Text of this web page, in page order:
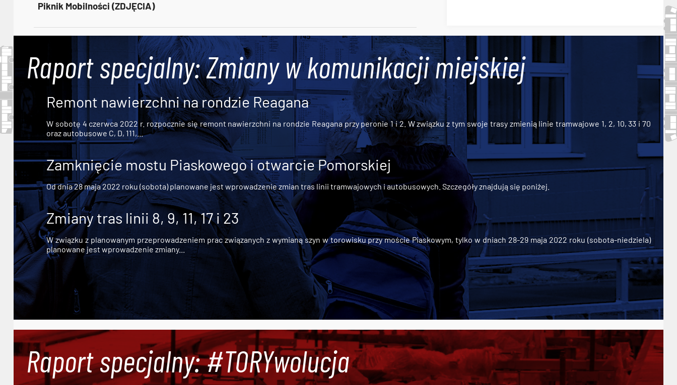
Piknik Mobilności (ZDJĘCIA)
Raport specjalny: Zmiany w komunikacji miejskiej
Remont nawierzchni na rondzie Reagana
W sobotę 4 czerwca 2022 r. rozpocznie się remont nawierzchni na rondzie Reagana przy peronie 1 i 2. W związku z tym swoje trasy zmienią linie tramwajowe 1, 2, 10, 33 i 70
oraz autobusowe C, D, 111,...
Zamknięcie mostu Piaskowego i otwarcie Pomorskiej
Od dnia 28 maja 2022 roku (sobota) planowane jest wprowadzenie zmian tras linii tramwajowych i autobusowych. Szczegóły znajdują się poniżej.
Zmiany tras linii 8, 9, 11, 17 i 23
W związku z planowanym przeprowadzeniem prac związanych z wymianą szyn w torowisku przy moście Piaskowym, tylko w dniach 28-29 maja 2022 roku (sobota-niedziela)
planowane jest wprowadzenie zmiany...
Raport specjalny: #TORYwolucja